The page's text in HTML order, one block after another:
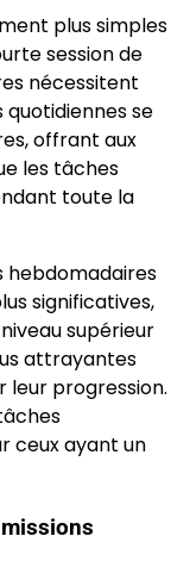
plus simples
session de
nécessitent
quotidiennes se
offrant aux
les tâches
toute la
hebdomadaires
significatives,
supérieur
attrayantes
leur progression.
ceux ayant un